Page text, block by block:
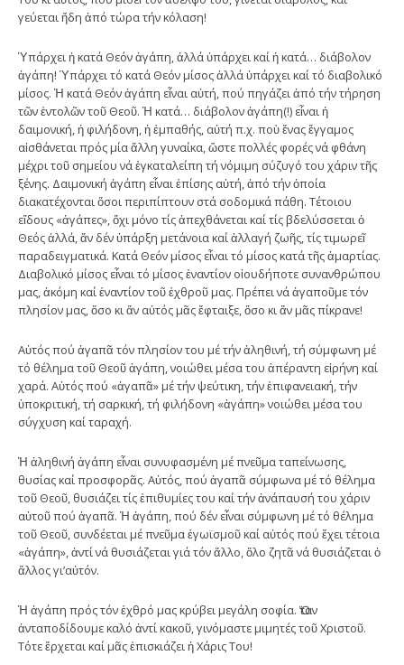
γεύεται ἤδη ἀπό τώρα τήν κόλαση!
Ὑπάρχει ἡ κατά Θεόν ἀγάπη, ἀλλά ὑπάρχει καί ἡ κατά… διάβολον
ἀγάπη! Ὑπάρχει τό κατά Θεόν μίσος ἀλλά ὑπάρχει καί τό διαβολικό
μίσος. Ἡ κατά Θεόν ἀγάπη εἶναι αὐτή, πού πηγάζει ἀπό τήν τήρηση
τῶν ἐντολῶν τοῦ Θεοῦ. Ἡ κατά… διάβολον ἀγάπη(!) εἶναι ἡ
δαιμονική, ἡ φιλήδονη, ἡ ἐμπαθής, αὐτή π.χ. ποὺ ἕνας ἔγγαμος
αἰσθάνεται πρός μία ἄλλη γυναίκα, ὥστε πολλές φορές νά φθάνη
μέχρι τοῦ σημείου νά ἐγκαταλείπη τή νόμιμη σύζυγό του χάριν τῆς
ξένης. Δαιμονική ἀγάπη εἶναι ἐπίσης αὐτή, ἀπό τήν ὁποία
διακατέχονται ὅσοι περιπίπτουν στά σοδομικά πάθη. Τέτοιου
εἴδους «ἀγάπες», ὄχι μόνο τίς ἀπεχθάνεται καί τίς βδελύσσεται ὁ
Θεός ἀλλά, ἄν δέν ὑπάρξη μετάνοια καί ἀλλαγή ζωῆς, τίς τιμωρεῖ
παραδειγματικά. Κατά Θεόν μίσος εἶναι τό μίσος κατά τῆς ἁμαρτίας.
Διαβολικό μίσος εἶναι τό μίσος ἐναντίον οἱουδήποτε συνανθρώπου
μας, ἀκόμη καί ἐναντίον τοῦ ἐχθροῦ μας. Πρέπει νά ἀγαποῦμε τόν
πλησίον μας, ὅσο κι ἄν αὐτός μᾶς ἔφταιξε, ὅσο κι ἄν μᾶς πίκρανε!
Αὐτός πού ἀγαπᾶ τόν πλησίον του μέ τήν ἀληθινή, τή σύμφωνη μέ
τό θέλημα τοῦ Θεοῦ ἀγάπη, νοιώθει μέσα του ἀπέραντη εἰρήνη καί
χαρά. Αὐτός πού «ἀγαπᾶ» μέ τήν ψεύτικη, τήν ἐπιφανειακή, τήν
ὑποκριτική, τή σαρκική, τή φιλήδονη «ἀγάπη» νοιώθει μέσα του
σύγχυση καί ταραχή.
Ἡ ἀληθινή ἀγάπη εἶναι συνυφασμένη μέ πνεῦμα ταπείνωσης,
θυσίας καί προσφορᾶς. Αὐτός, πού ἀγαπᾶ σύμφωνα μέ τό θέλημα
τοῦ Θεοῦ, θυσιάζει τίς ἐπιθυμίες του καί τήν ἀνάπαυσή του χάριν
αὐτοῦ πού ἀγαπᾶ. Ἡ ἀγάπη, πού δέν εἶναι σύμφωνη μέ τό θέλημα
τοῦ Θεοῦ, συνδέεται μέ πνεῦμα ἐγωϊσμοῦ καί αὐτός πού ἔχει τέτοια
«ἀγάπη», ἀντί νά θυσιάζεται γιά τόν ἄλλο, ὅλο ζητᾶ νά θυσιάζεται ὁ
ἄλλος γι’αὐτόν.
Ἡ ἀγάπη πρός τόν ἐχθρό μας κρύβει μεγάλη σοφία. Ὅταν
ἀνταποδίδουμε καλό ἀντί κακοῦ, γινόμαστε μιμητές τοῦ Χριστοῦ.
Τότε ἔρχεται καί μᾶς ἐπισκιάζει ἡ Χάρις Του!